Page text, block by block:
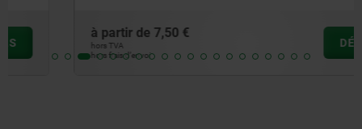
à partir de 7,50 €
hors frais d’envoi